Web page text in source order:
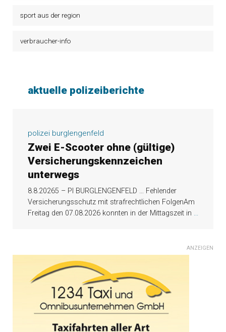
sport aus der region
verbraucher-info
aktuelle polizeiberichte
polizei burglengenfeld
Zwei E-Scooter ohne (gültige)
Versicherungskennzeichen
unterwegs
8.8.20265 – PI BURGLENGENFELD … Fehlender
Versicherungsschutz mit strafrechtlichen FolgenAm
Freitag den 07.08.2026 konnten in der Mittagszeit in ...
ANZEIGEN